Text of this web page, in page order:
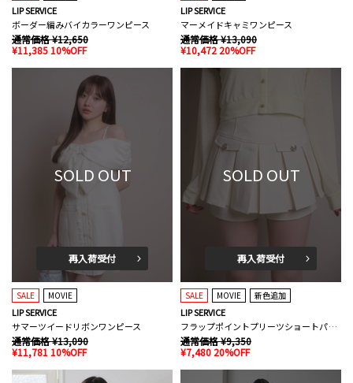
LIP SERVICE
ボーダー編みバイカラーワンピース
通常価格 ¥12,650
¥11,385 10%OFF
LIP SERVICE
マーメイドキャミワンピース
通常価格 ¥13,090
¥10,472 20%OFF
SOLD OUT
再入荷受付
SALE MOVIE
LIP SERVICE
サマーツイードリボンワンピース
通常価格 ¥13,090
¥11,781 10%OFF
SOLD OUT
再入荷受付
SALE MOVIE 新色追加
LIP SERVICE
フラップポイントプリーツショートパンツ
通常価格 ¥9,350
¥7,480 20%OFF